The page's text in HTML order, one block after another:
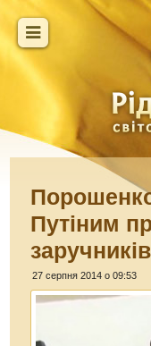
Путіним
заручників
27 серпня 2014 о 09:53